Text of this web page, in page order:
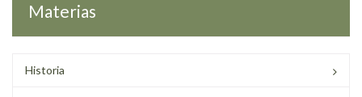
Materias
Historia